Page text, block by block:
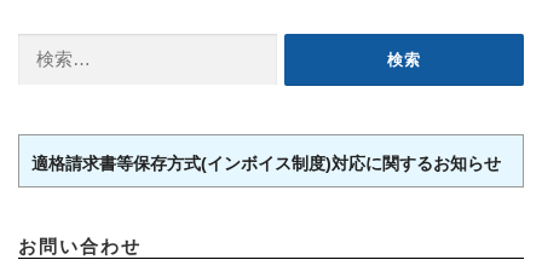
適格請求書等保存方式(インボイス制度)対応に関するお知らせ
お問い合わせ